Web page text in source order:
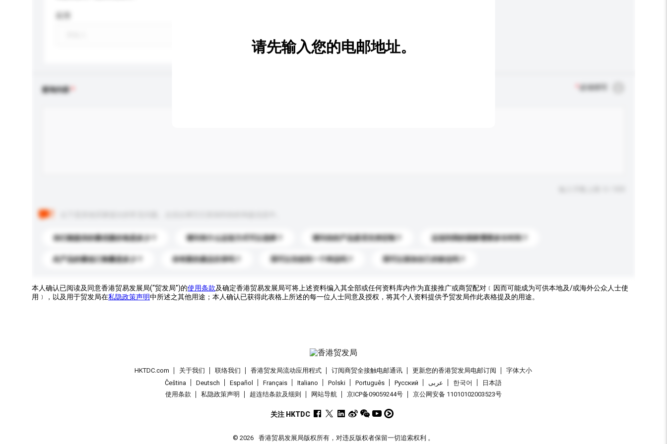
查询内容 必须填写
你们能提供的最优惠价格是多少？ 请问有什么运送方式可以选择？ 请问你的产品是否支持定制？ 运送到我的国家需要多长时间？
此产品的最低订购量是多少？ 你有新的產品目录吗？ 我可以先收到一个样品吗？ 我可以添加自己的标志吗？
请先输入您的电邮地址。
本人确认已阅读及同意香港贸易发展局(“贸发局”)的使用条款及确定香港贸易发展局可将上述资料编入其全部或任何资料库内作为直接推广或商贸配对﹝因而可能成为可供本地及/或海外公众人士使
用﹞，以及用于贸发局在私隐政策声明中所述之其他用途；本人确认已获得此表格上所述的每一位人士同意及授权，将其个人资料提供予贸发局作此表格提及的用途。
HKTDC.com 关于我们 联络我们 香港贸发局流动应用程式 订阅商贸全接触电邮通讯 更新您的香港贸发局电邮订阅
字体大小
Čeština
Deutsch Español Français Italiano Polski Português Pусский عربى 한국어
日本語
使用条款
私隐政策声明 超连结条款及细则 网站导航 京ICP备09059244号 京公网安备 11010102003523号
关注 HKTDC
© 2026 香港贸易发展局版权所有，对违反版权者保留一切追索权利 。